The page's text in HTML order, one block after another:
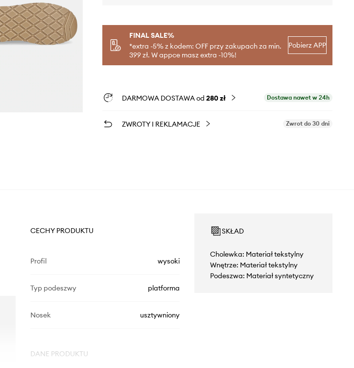
FINAL SALE%
*extra -5% z kodem: OFF przy zakupach za min.
399 zł. W appce masz extra -10%!
Pobierz APP
DARMOWA DOSTAWA od 280 zł Dostawa nawet w 24h
ZWROTY I REKLAMACJE Zwrot do 30 dni
CECHY PRODUKTU
Profil wysoki
Typ podeszwy platforma
Nosek usztywniony
DANE PRODUKTU
SKŁAD
Cholewka: Materiał tekstylny
Wnętrze: Materiał tekstylny
Podeszwa: Materiał syntetyczny